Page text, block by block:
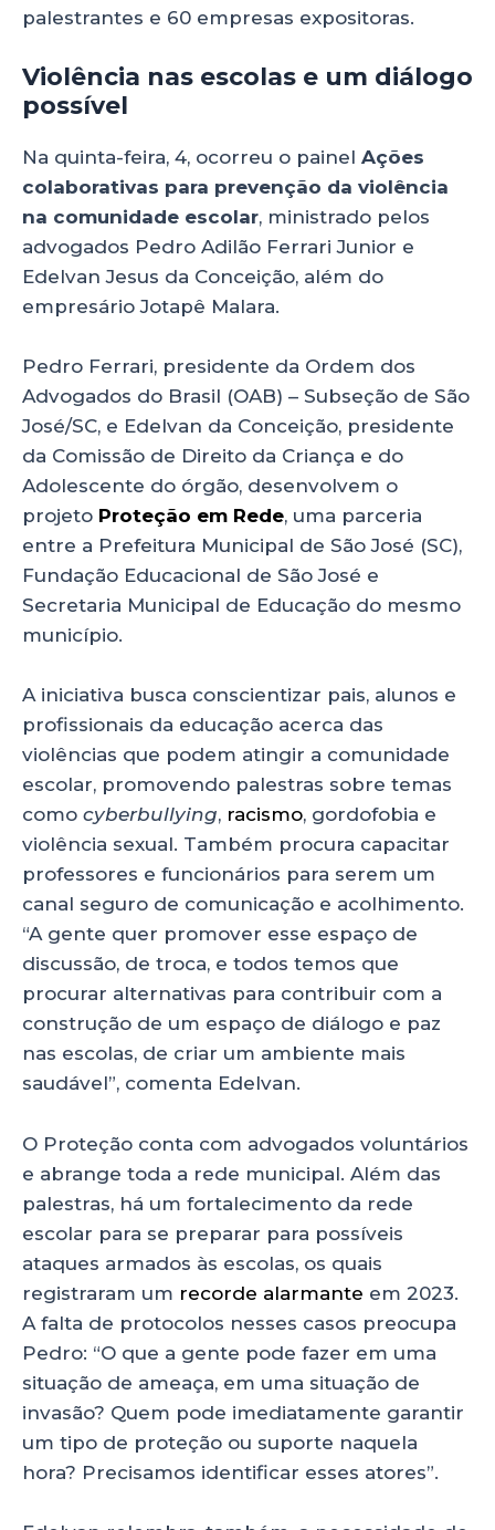
palestrantes e 60 empresas expositoras.
Violência nas escolas e um diálogo
possível
Na quinta-feira, 4, ocorreu o painel Ações
colaborativas para prevenção da violência
na comunidade escolar, ministrado pelos
advogados Pedro Adilão Ferrari Junior e
Edelvan Jesus da Conceição, além do
empresário Jotapê Malara.
Pedro Ferrari, presidente da Ordem dos
Advogados do Brasil (OAB) – Subseção de São
José/SC, e Edelvan da Conceição, presidente
da Comissão de Direito da Criança e do
Adolescente do órgão, desenvolvem o
projeto Proteção em Rede, uma parceria
entre a Prefeitura Municipal de São José (SC),
Fundação Educacional de São José e
Secretaria Municipal de Educação do mesmo
município.
A iniciativa busca conscientizar pais, alunos e
profissionais da educação acerca das
violências que podem atingir a comunidade
escolar, promovendo palestras sobre temas
como cyberbullying, racismo, gordofobia e
violência sexual. Também procura capacitar
professores e funcionários para serem um
canal seguro de comunicação e acolhimento.
“A gente quer promover esse espaço de
discussão, de troca, e todos temos que
procurar alternativas para contribuir com a
construção de um espaço de diálogo e paz
nas escolas, de criar um ambiente mais
saudável”, comenta Edelvan.
O Proteção conta com advogados voluntários
e abrange toda a rede municipal. Além das
palestras, há um fortalecimento da rede
escolar para se preparar para possíveis
ataques armados às escolas, os quais
registraram um recorde alarmante em 2023.
A falta de protocolos nesses casos preocupa
Pedro: “O que a gente pode fazer em uma
situação de ameaça, em uma situação de
invasão? Quem pode imediatamente garantir
um tipo de proteção ou suporte naquela
hora? Precisamos identificar esses atores”.